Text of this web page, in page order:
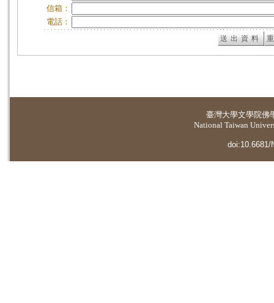
信箱：
電話：
臺灣大學文學院佛
National Taiwan
doi:10.6681/